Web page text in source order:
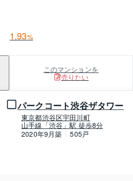
1.93%
このマンションを
売りたい
パークコート渋谷ザタワー
東京都渋谷区宇田川町
山手線「渋谷」駅 徒歩8分
2020年9月築
505戸